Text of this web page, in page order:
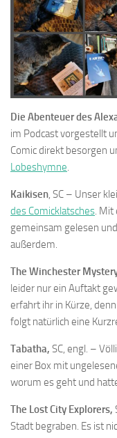
Die Abenteuer des
im Podcast vorgestellt
Comic direkt besorgen
Lobeshymne.
Kaikisen, SC – Unser
des Comicklatsches. Mit
gemeinsam gelesen
außerdem.
The Winchester
leider nur ein Auftakt
erfahrt ihr in Kürze,
folgt natürlich eine
Tabatha, SC, engl. –
einer Box mit
worum es geht und
The Lost City Explorers,
Stadt begraben. Es ist